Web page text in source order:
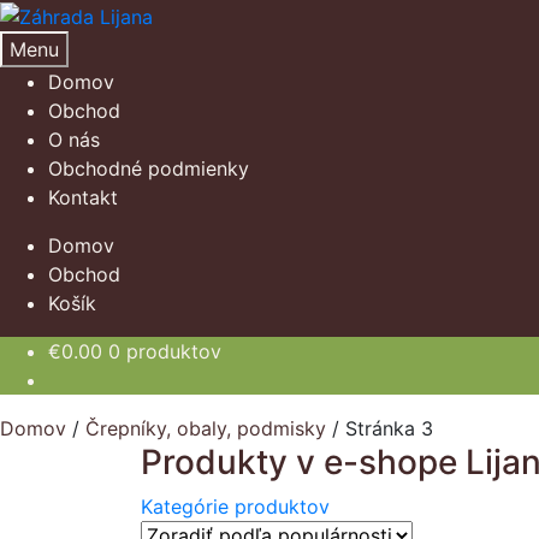
Preskočiť
na
navigáciu
Preskočiť
na
obsah
Menu
Domov
Obchod
O nás
Obchodné podmienky
Kontakt
Domov
Obchod
Košík
€0.00 0 produktov
Domov / Črepníky, obaly, podmisky / Stránka 3
Produkty v e-shope
Kategórie produktov